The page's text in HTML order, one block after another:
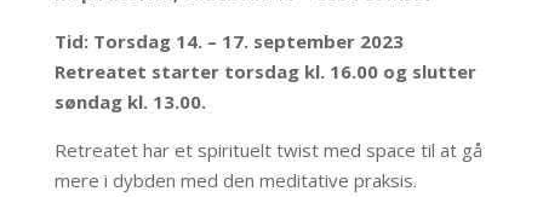
Tid: Torsdag 14. – 17. september 2023
Retreatet starter torsdag kl. 16.00 og slutter
søndag kl. 13.00.
Retreatet har et spirituelt twist med space til at gå
mere i dybden med den meditative praksis.